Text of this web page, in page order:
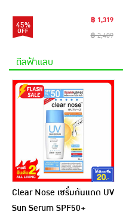
45%
฿ 1,319
฿ 2,409
ดีลฟ้าแลบ
Clear Nose เซรั่มกันแดด UV
Sun Serum SPF50+